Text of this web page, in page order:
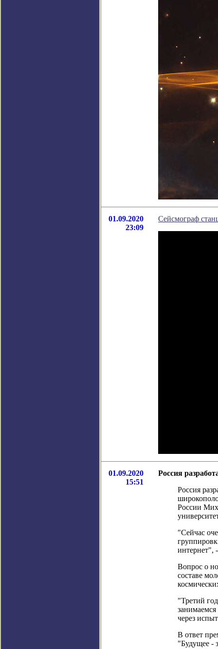
01.09.2020
23:09
Сейсмограф
01.09.2020
15:51
Россия
Россия
России
"Сейчас
интернет",
Вопрос о
составе
"Третий
через
В ответ
"Будущее -